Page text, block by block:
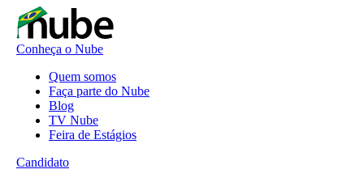
Conheça o Nube
Quem somos
Faça parte do Nube
Blog
TV Nube
Feira de Estágios
Candidato